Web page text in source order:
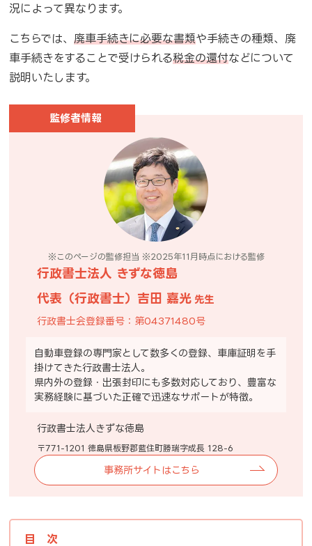
況によって異なります。
こちらでは、廃車手続きに必要な書類や手続きの種類、廃
車手続きをすることで受けられる税金の還付などについて
説明いたします。
監修者情報
※このページの監修担当 ※2025年11月時点における監修
行政書士法人 きずな徳島
代表（行政書士）吉田 嘉光 先生
行政書士会登録番号：第04371480号
自動車登録の専門家として数多くの登録、車庫証明を手
掛けてきた行政書士法人。
県内外の登録・出張封印にも多数対応しており、豊富な
実務経験に基づいた正確で迅速なサポートが特徴。
行政書士法人きずな徳島
〒771-1201 徳島県板野郡藍住町勝瑞字成長 128-6
事務所サイトはこちら
目次